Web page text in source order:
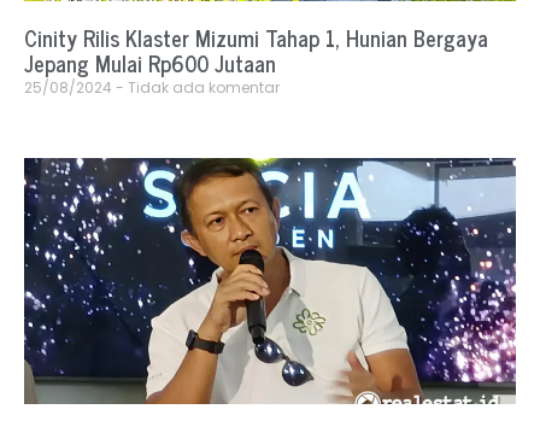
Cinity Rilis Klaster Mizumi Tahap 1, Hunian Bergaya
Jepang Mulai Rp600 Jutaan
25/08/2024 Tidak ada komentar